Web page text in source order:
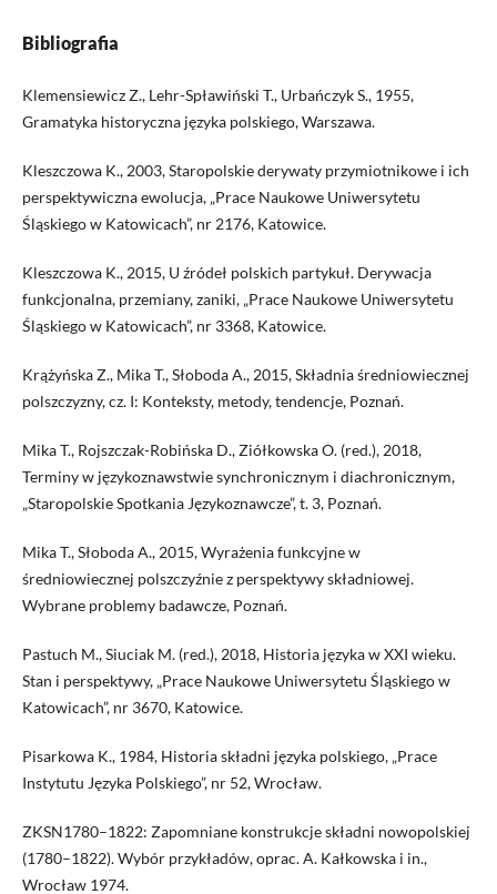
Bibliografia
Klemensiewicz Z., Lehr-Spławiński T., Urbańczyk S., 1955,
Gramatyka historyczna języka polskiego, Warszawa.
Kleszczowa K., 2003, Staropolskie derywaty przymiotnikowe i ich
perspektywiczna ewolucja, „Prace Naukowe Uniwersytetu
Śląskiego w Katowicach”, nr 2176, Katowice.
Kleszczowa K., 2015, U źródeł polskich partykuł. Derywacja
funkcjonalna, przemiany, zaniki, „Prace Naukowe Uniwersytetu
Śląskiego w Katowicach”, nr 3368, Katowice.
Krążyńska Z., Mika T., Słoboda A., 2015, Składnia średniowiecznej
polszczyzny, cz. I: Konteksty, metody, tendencje, Poznań.
Mika T., Rojszczak-Robińska D., Ziółkowska O. (red.), 2018,
Terminy w językoznawstwie synchronicznym i diachronicznym,
„Staropolskie Spotkania Językoznawcze”, t. 3, Poznań.
Mika T., Słoboda A., 2015, Wyrażenia funkcyjne w
średniowiecznej polszczyźnie z perspektywy składniowej.
Wybrane problemy badawcze, Poznań.
Pastuch M., Siuciak M. (red.), 2018, Historia języka w XXI wieku.
Stan i perspektywy, „Prace Naukowe Uniwersytetu Śląskiego w
Katowicach”, nr 3670, Katowice.
Pisarkowa K., 1984, Historia składni języka polskiego, „Prace
Instytutu Języka Polskiego”, nr 52, Wrocław.
ZKSN1780–1822: Zapomniane konstrukcje składni nowopolskiej
(1780–1822). Wybór przykładów, oprac. A. Kałkowska i in.,
Wrocław 1974.